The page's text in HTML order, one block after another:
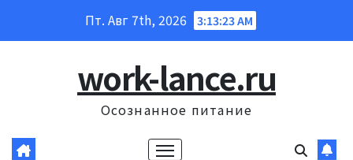
Пт. Авг 7th, 2026 3:13:24 AM
work-lance.ru
Осознанное питание